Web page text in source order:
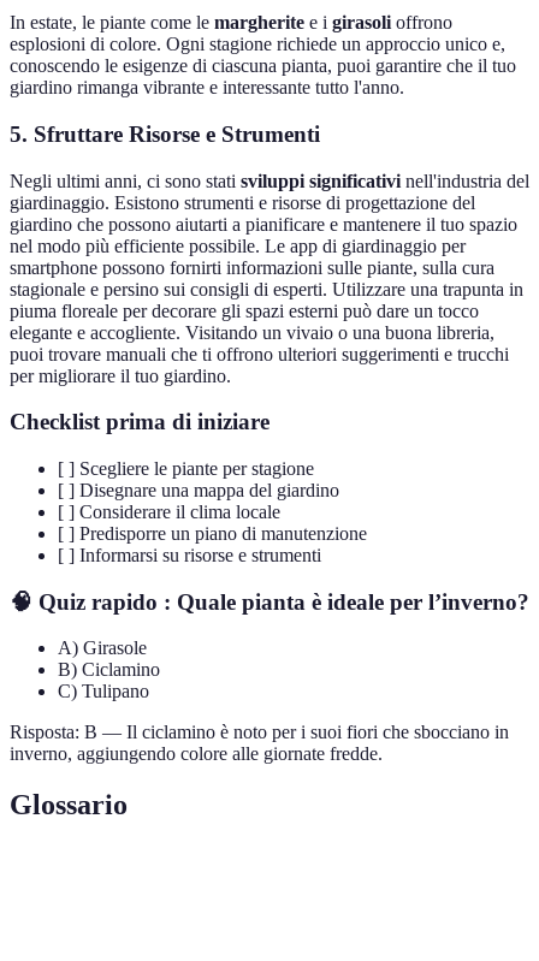
In estate, le piante come le margherite e i girasoli offrono
esplosioni di colore. Ogni stagione richiede un approccio unico e,
conoscendo le esigenze di ciascuna pianta, puoi garantire che il tuo
giardino rimanga vibrante e interessante tutto l'anno.
5. Sfruttare Risorse e Strumenti
Negli ultimi anni, ci sono stati sviluppi significativi nell'industria del
giardinaggio. Esistono strumenti e risorse di progettazione del
giardino che possono aiutarti a pianificare e mantenere il tuo spazio
nel modo più efficiente possibile. Le app di giardinaggio per
smartphone possono fornirti informazioni sulle piante, sulla cura
stagionale e persino sui consigli di esperti. Utilizzare una trapunta in
piuma floreale per decorare gli spazi esterni può dare un tocco
elegante e accogliente. Visitando un vivaio o una buona libreria,
puoi trovare manuali che ti offrono ulteriori suggerimenti e trucchi
per migliorare il tuo giardino.
Checklist prima di iniziare
[ ] Scegliere le piante per stagione
[ ] Disegnare una mappa del giardino
[ ] Considerare il clima locale
[ ] Predisporre un piano di manutenzione
[ ] Informarsi su risorse e strumenti
🧠 Quiz rapido : Quale pianta è ideale per l’inverno?
A) Girasole
B) Ciclamino
C) Tulipano
Risposta: B — Il ciclamino è noto per i suoi fiori che sbocciano in
inverno, aggiungendo colore alle giornate fredde.
Glossario